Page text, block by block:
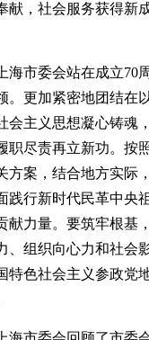
献，社会服务获得新
海市委会站在成立70
。更加紧密地团结在
会主义思想凝心铸魂
职尽责再立新功。按
方案，结合地方实际
践行新时代民革中央
献力量。要筑牢根基
、组织向心力和社会
特色社会主义参政党